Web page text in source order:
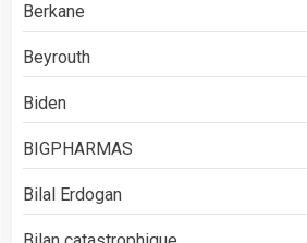
Berkane
Beyrouth
Biden
BIGPHARMAS
Bilal Erdogan